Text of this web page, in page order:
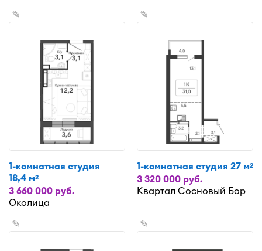
✎
1-комнатная студия
18,4 м2
3 660 000 руб.
Околица
✎
1-комнатная студия 27 м2
3 320 000 руб.
Квартал Сосновый Бор
✎ ✎